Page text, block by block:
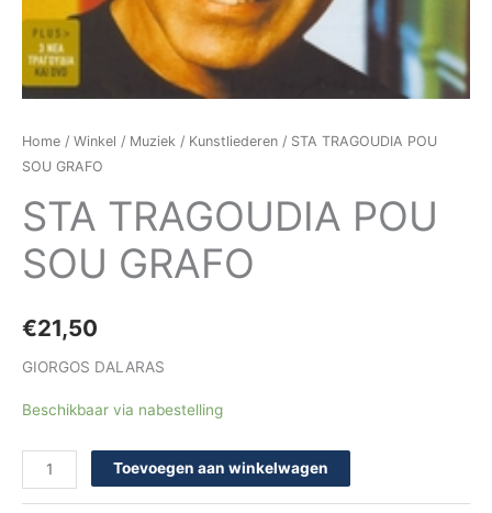
Home / Winkel / Muziek / Kunstliederen / STA TRAGOUDIA POU
SOU GRAFO
STA TRAGOUDIA POU
SOU GRAFO
€21,50
GIORGOS DALARAS
Beschikbaar via nabestelling
Toevoegen aan winkelwagen